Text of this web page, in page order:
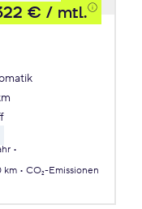
€ / mtl.
km
CO₂-Emissionen